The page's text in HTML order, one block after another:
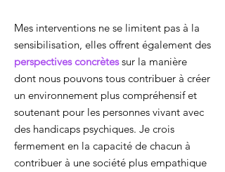
Mes interventions ne se limitent pas à la
sensibilisation, elles offrent également des
perspectives concrètessur la manière
dont nous pouvons tous contribuer à créer
un environnement plus compréhensif et
soutenant pour les personnes vivant avec
des handicaps psychiques. Je crois
fermement en la capacité de chacun à
contribuer à une société plus empathique